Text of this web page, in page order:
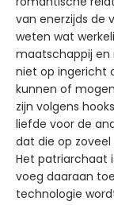
van enerzijds de
weten wat
maatschappij en
niet op ingericht
kunnen of
zijn volgens
liefde voor de
dat die op
Het patriarchaat
voeg daaraan
technologie